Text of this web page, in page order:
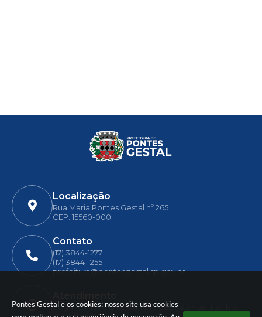
Pontes Gestal e os cookies: nosso site usa cookies
Localização
Rua Maria Pontes Gestal nº 265
CEP: 15560-000
Contato
(17) 3844-1277
(17) 3844-1255
prefeitura@pontesgestal.sp.gov.br
Segunda-feira a Sexta-feira das 7:30 h as 11:30 h e